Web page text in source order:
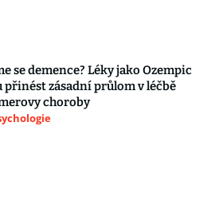
se demence? Léky jako Ozempic
přinést zásadní průlom v léčbě
choroby